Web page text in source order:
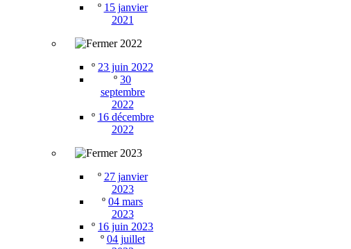
º 15 janvier
2021
2022
º 23 juin 2022
º 30
septembre
2022
º 16 décembre
2022
2023
º 27 janvier
2023
º 04 mars
2023
º 16 juin 2023
º 04 juillet